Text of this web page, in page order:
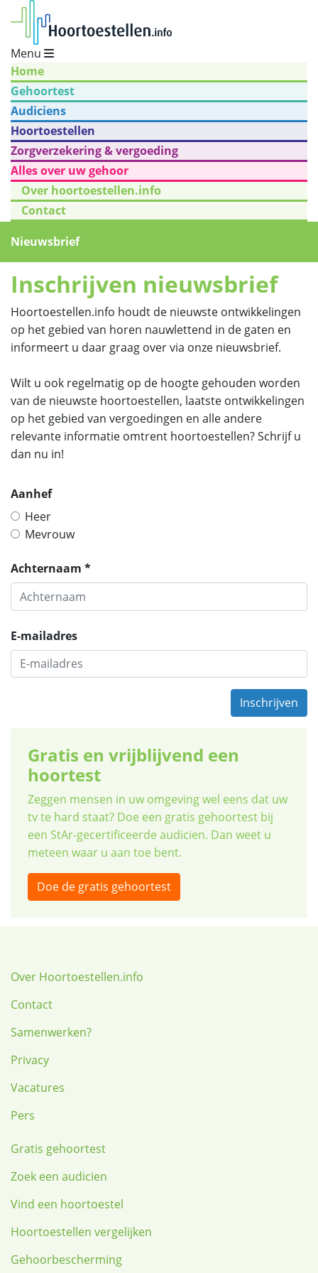
Menu
Home
Gehoortest
Audiciens
Hoortoestellen
Zorgverzekering & vergoeding
Alles over uw gehoor
Over hoortoestellen.info
Contact
Nieuwsbrief
Inschrijven nieuwsbrief
Hoortoestellen.info houdt de nieuwste ontwikkelingen
op het gebied van horen nauwlettend in de gaten en
informeert u daar graag over via onze nieuwsbrief.
Wilt u ook regelmatig op de hoogte gehouden worden
van de nieuwste hoortoestellen, laatste ontwikkelingen
op het gebied van vergoedingen en alle andere
relevante informatie omtrent hoortoestellen? Schrijf u
dan nu in!
Aanhef
Heer
Mevrouw
Achternaam *
E-mailadres
Inschrijven
Gratis en vrijblijvend een
hoortest
Zeggen mensen in uw omgeving wel eens dat uw
tv te hard staat? Doe een gratis gehoortest bij
een StAr-gecertificeerde audicien. Dan weet u
meteen waar u aan toe bent.
Doe de gratis gehoortest
Over Hoortoestellen.info
Contact
Samenwerken?
Privacy
Vacatures
Pers
Gratis gehoortest
Zoek een audicien
Vind een hoortoestel
Hoortoestellen vergelijken
Gehoorbescherming